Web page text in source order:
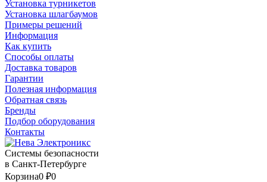
Установка турникетов
Установка шлагбаумов
Примеры решений
Информация
Как купить
Способы оплаты
Доставка товаров
Гарантии
Полезная информация
Обратная связь
Бренды
Подбор оборудования
Контакты
Системы безопасности
в Санкт-Петербурге
Корзина0 ₽0